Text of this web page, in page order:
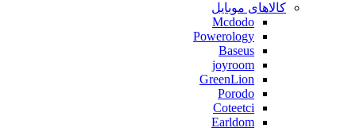
کالاهای موبایل
Mcdodo
Powerology
Baseus
joyroom
GreenLion
Porodo
Coteetci
Earldom